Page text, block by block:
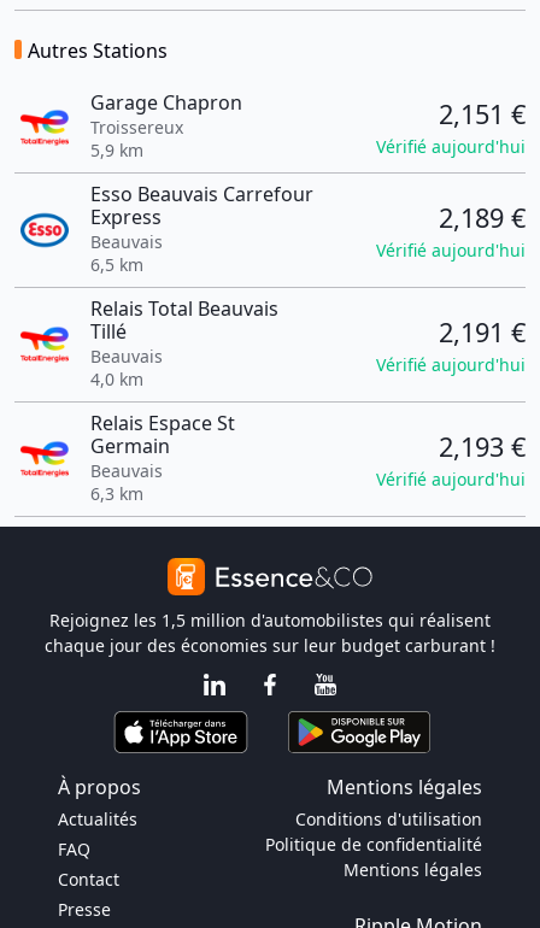
Autres Stations
Garage Chapron
Troissereux
5,9 km
2,151 €
Vérifié aujourd'hui
Esso Beauvais Carrefour
Express
Beauvais
6,5 km
2,189 €
Vérifié aujourd'hui
Relais Total Beauvais
Tillé
Beauvais
4,0 km
2,191 €
Vérifié aujourd'hui
Relais Espace St
Germain
Beauvais
6,3 km
2,193 €
Vérifié aujourd'hui
Rejoignez les 1,5 million d'automobilistes qui réalisent
chaque jour des économies sur leur budget carburant !
À propos Mentions légales
Actualités
FAQ
Contact
Presse
Conditions d'utilisation
Politique de confidentialité
Mentions légales